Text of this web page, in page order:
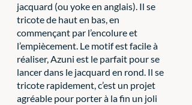
jacquard (ou yoke en anglais). Il se
tricote de haut en bas, en
commençant par l’encolure et
l’empiècement. Le motif est facile à
réaliser, Azuni est le parfait pour se
lancer dans le jacquard en rond. Il se
tricote rapidement, c’est un projet
agréable pour porter à la fin un joli